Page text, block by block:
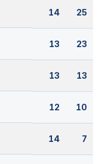
14 25
13 23
13 13
12 10
14 7